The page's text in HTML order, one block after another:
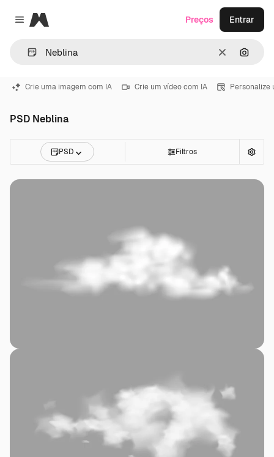
Close menu
Magnific
Limpar
Preços Entrar
Crie uma imagem com IA Crie um vídeo com IA Personalize
PSD Neblina
PSD Filtros